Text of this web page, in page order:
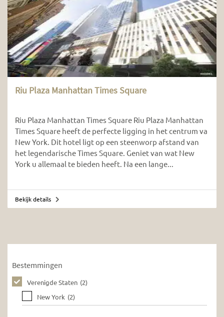
Bestemmingen
Verenigde Staten (2)
New York (2)
Riu Plaza Manhattan Times Square
Riu Plaza Manhattan Times Square Riu Plaza Manhattan
Times Square heeft de perfecte ligging in het centrum va
New York. Dit hotel ligt op een steenworp afstand van
het legendarische Times Square. Geniet van wat New
York u allemaal te bieden heeft. Na een lange...
Bekijk details